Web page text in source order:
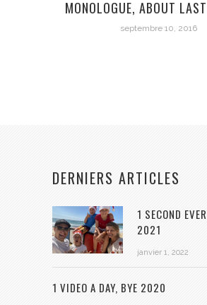
MONOLOGUE, ABOUT
septembre 10, 2016
DERNIERS ARTICLES
1 SECOND
2021
janvier 1, 2022
1 VIDEO A DAY, BYE 2020